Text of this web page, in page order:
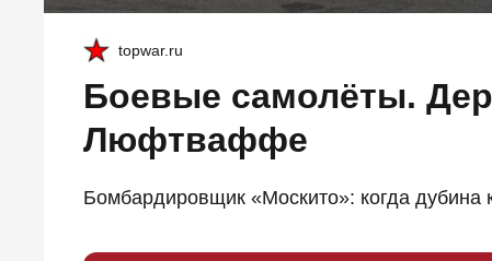
topwar.ru
Боевые самолёты.
Люфтваффе
Бомбардировщик «Москито»: когда дубина